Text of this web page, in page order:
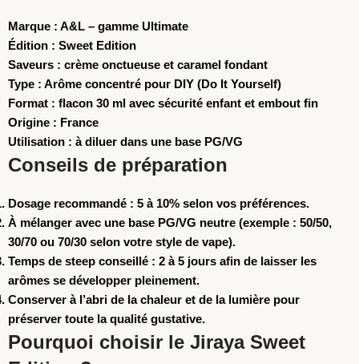
Marque : A&L – gamme Ultimate
Édition : Sweet Edition
Saveurs : crème onctueuse et caramel fondant
Type : Arôme concentré pour DIY (Do It Yourself)
Format : flacon 30 ml avec sécurité enfant et embout fin
Origine : France
Utilisation : à diluer dans une base PG/VG
Conseils de préparation
Dosage recommandé : 5 à 10% selon vos préférences.
À mélanger avec une base PG/VG neutre (exemple : 50/50,
30/70 ou 70/30 selon votre style de vape).
Temps de steep conseillé : 2 à 5 jours afin de laisser les
arômes se développer pleinement.
Conserver à l’abri de la chaleur et de la lumière pour
préserver toute la qualité gustative.
Pourquoi choisir le Jiraya Sweet